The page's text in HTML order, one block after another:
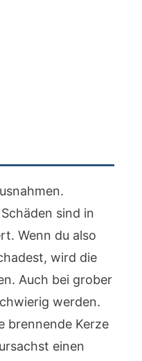
sind in
Wenn du also
wird die
Auch bei grober
werden.
brennende Kerze
einen